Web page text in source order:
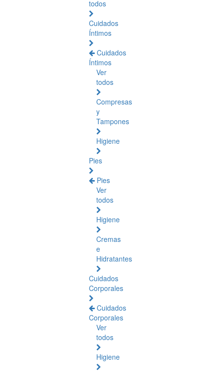
todos
Cuidados
Íntimos
Cuidados
Íntimos
Ver
todos
Compresas
y
Tampones
Higiene
Pies
Pies
Ver
todos
Higiene
Cremas
e
Hidratantes
Cuidados
Corporales
Cuidados
Corporales
Ver
todos
Higiene